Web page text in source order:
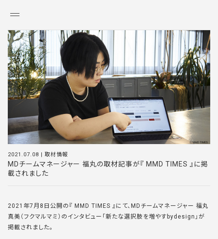
2021.07.08 | 取材情報
MDチームマネージャー 福丸の取材記事が『 MMD TIMES 』に掲
載されました
2021年7月8日公開の『 MMD TIMES 』にて、MDチームマネージャー 福丸
真美（フクマルマミ）のインタビュー「新たな選択肢を増やすbydesign」が
掲載されました。